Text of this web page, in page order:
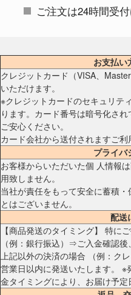
ご注文は24時間受
お支払い
クレジットカード（VISA、
いただけます。
※クレジットカードのセキュリテ
ります。カード番号は暗号化さ
ご安心ください。
カード会社から送付されますご利
プライバ
お客様からいただいた個 人情報
用致しません。
当社が責任をもって安全に蓄積
とはございません。
配送
【商品発送のタイミング】 特に
（例：銀行振込）⇒ご入金確認後
上記以外の決済の場合 （例：ク
営業日以内に発送いたします。 ※
金タイミングにより、お届け予定